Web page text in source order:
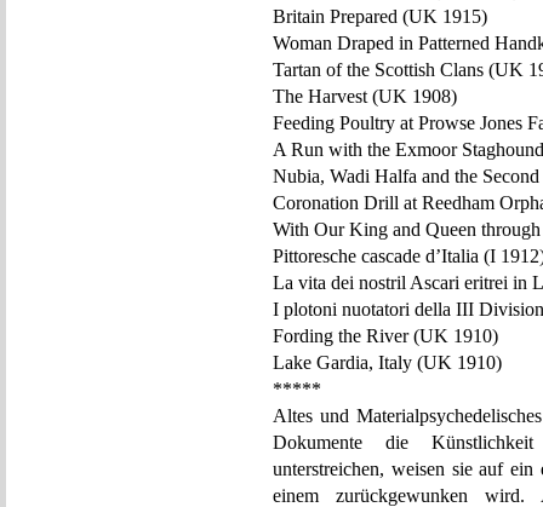
Britain Prepared (UK 1915)
Woman Draped in Patterned
Tartan of the Scottish Clans (UK
The Harvest (UK 1908)
Feeding Poultry at Prowse Jones
A Run with the Exmoor
Nubia, Wadi Halfa and the
Coronation Drill at Reedham
With Our King and Queen
Pittoresche cascade d’Italia (I
La vita dei nostril Ascari eritrei in
I plotoni nuotatori della III
Fording the River (UK 1910)
Lake Gardia, Italy (UK 1910)
*****
Altes und
Dokumente die
unterstreichen, weisen sie auf ein
einem zurückgewunken